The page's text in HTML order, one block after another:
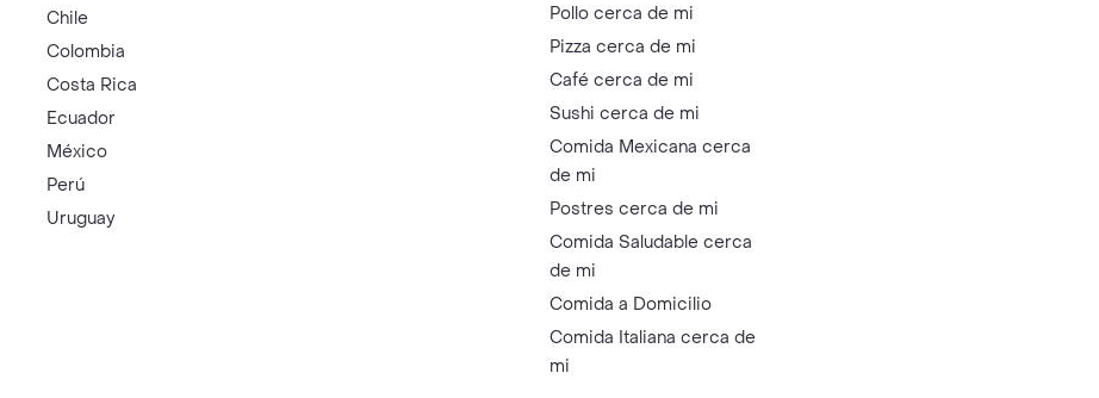
Chile
Colombia
Costa Rica
Ecuador
México
Perú
Uruguay
Pollo cerca de mi
Pizza cerca de mi
Café cerca de mi
Sushi cerca de mi
Comida Mexicana cerca
de mi
Postres cerca de mi
Comida Saludable cerca
de mi
Comida a Domicilio
Comida Italiana cerca de
mi